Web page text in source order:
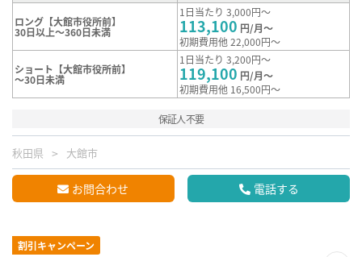
ロング【大館市役所前】
30日以上～360日未満
1日当たり 3,000円～
113,100 円/月～
初期費用他 22,000円～
ショート【大館市役所前】
～30日未満
1日当たり 3,200円～
119,100 円/月～
初期費用他 16,500円～
保証人不要
秋田県 大館市
お問合わせ 電話する
割引キャンペーン